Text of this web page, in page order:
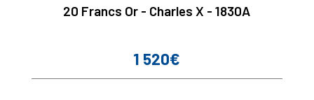
20 Francs Or - Charles X - 1830A
Prix
1 520€